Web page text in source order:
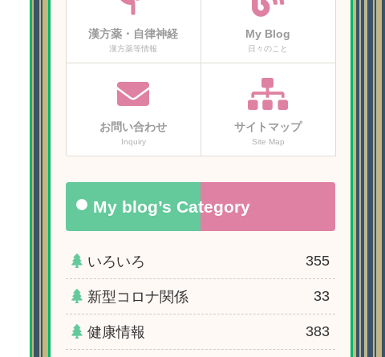
漢方薬・自律神経
漢方薬等情報
My Blog
日々のこと
お問い合わせ
Inquiry
サイトマップ
Site Map
My blog’s Category
いろいろ 355
新型コロナ関係 33
健康情報 383